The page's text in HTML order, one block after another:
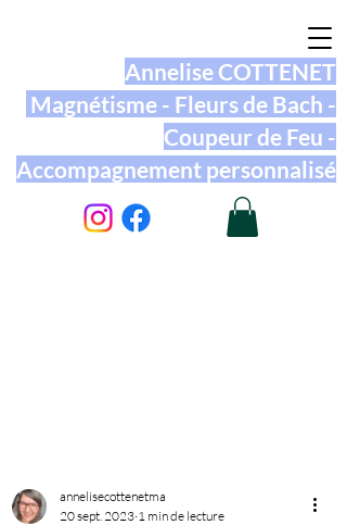
Annelise COTTENET
Magnétisme - Fleurs de Bach -
Coupeur de Feu -
Accompagnement personnalisé
annelisecottenetma
20 sept. 2023 1 min de lecture